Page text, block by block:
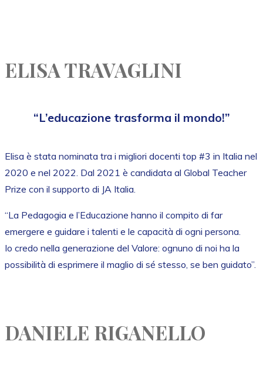
ELISA TRAVAGLINI
“L’educazione trasforma il mondo!”
Elisa è stata nominata tra i migliori docenti top #3 in Italia nel
2020 e nel 2022. Dal 2021 è candidata al Global Teacher
Prize con il supporto di JA Italia.
“La Pedagogia e l’Educazione hanno il compito di far
emergere e guidare i talenti e le capacità di ogni persona.
Io credo nella generazione del Valore: ognuno di noi ha la
possibilità di esprimere il maglio di sé stesso, se ben guidato”.
DANIELE RIGANELLO